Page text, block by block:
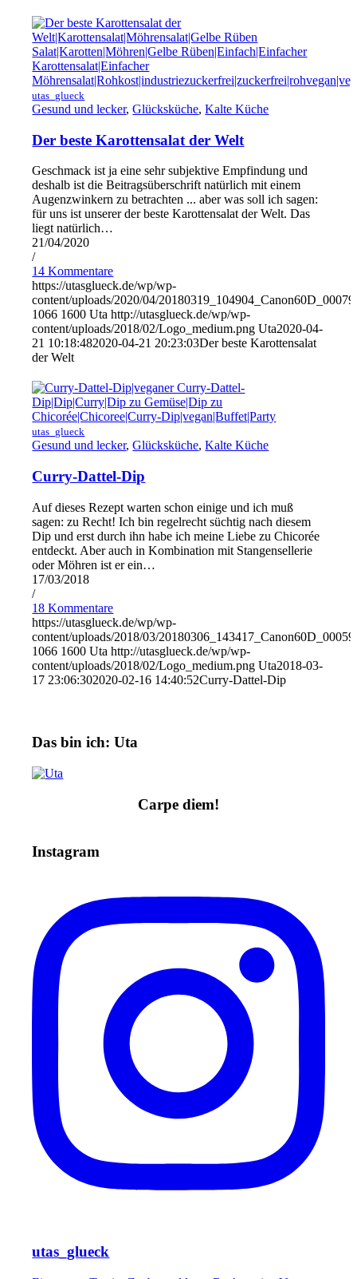
utas_glueck
Gesund und lecker,Glücksküche,Kalte Küche
Der beste Karottensalat der Welt
Geschmack ist ja eine sehr subjektive Empfindung und
deshalb ist die Beitragsüberschrift natürlich mit einem
Augenzwinkern zu betrachten ... aber was soll ich sagen:
für uns ist unserer der beste Karottensalat der Welt. Das
liegt natürlich…
21/04/2020
/
14 Kommentare
https://utasglueck.de/wp/wp-
content/uploads/2020/04/
1066 1600 Uta http://utasglueck.de/wp/wp-
content/uploads/2018/02/Logo_medium.png Uta2020-04-
21 10:18:482020-04-21 20:23:03Der beste Karottensalat
der Welt
utas_glueck
Gesund und lecker,Glücksküche,Kalte Küche
Curry-Dattel-Dip
Auf dieses Rezept warten schon einige und ich muß
sagen: zu Recht! Ich bin regelrecht süchtig nach diesem
Dip und erst durch ihn habe ich meine Liebe zu Chicorée
entdeckt. Aber auch in Kombination mit Stangensellerie
oder Möhren ist er ein…
17/03/2018
/
18 Kommentare
https://utasglueck.de/wp/wp-
content/uploads/2018/03/
1066 1600 Uta http://utasglueck.de/wp/wp-
content/uploads/2018/02/Logo_medium.png Uta2018-03-
17 23:06:302020-02-16 14:40:52Curry-Dattel-Dip
Das bin ich: Uta
Carpe diem!
Instagram
utas_glueck